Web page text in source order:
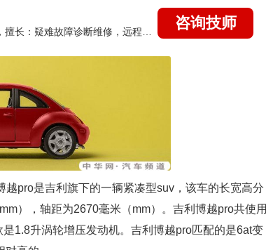
咨询技师
pro是吉利旗下的一辆紧凑型suv，该车的长宽高分
），轴距为2670毫米（mm）。吉利博越pro共使用
1.8升涡轮增压发动机。吉利博越pro匹配的是6at变